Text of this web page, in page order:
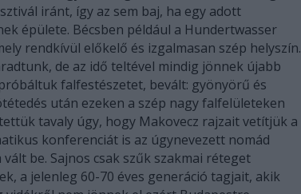
iránt, így az sem baj, ha egy adott
épülete. Bécsben például a Hundertwasser
rendkívül előkelő és izgalmasan szép helyszín.
de az idő teltével mindig jönnek újabb
falfestészetet, bevált: gyönyörű és
után ezeken a szép nagy falfelületeken
tavaly úgy, hogy Makovecz rajzait vetítjük a
konferenciát is az úgynevezett nomád
be. Sajnos csak szűk szakmai réteget
a jelenleg 60-70 éves generáció tagjait, akik